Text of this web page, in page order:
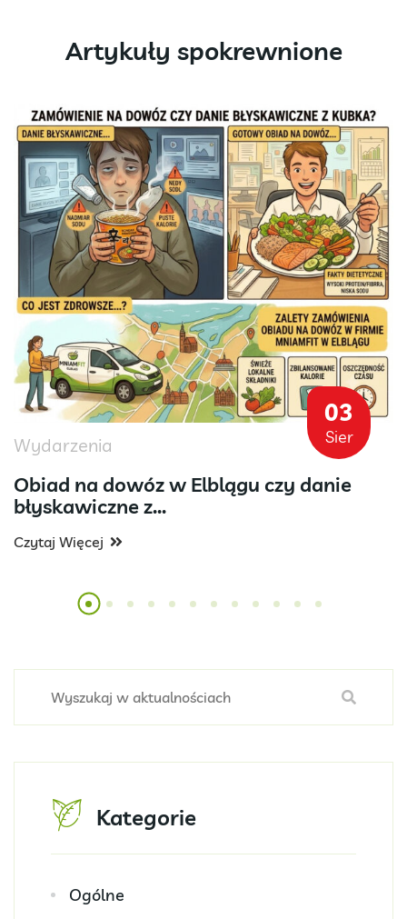
Artykuły spokrewnione
03
Sier
Wydarzenia
Obiad na dowóz w Elblągu czy danie
błyskawiczne z...
Czytaj Więcej
Kategorie
Ogólne